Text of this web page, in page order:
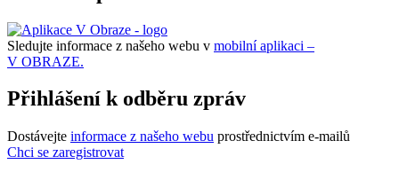
Sledujte informace z našeho webu v mobilní aplikaci –
V OBRAZE.
Přihlášení k odběru zpráv
Dostávejte informace z našeho webu prostřednictvím e-mailů
Chci se zaregistrovat